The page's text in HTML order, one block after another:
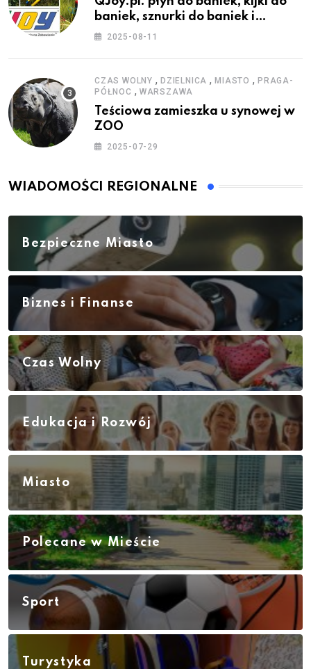
baniek, sznurki do baniek i
zestawy do baniek
2025-08-11
CZAS WOLNY , DZIELNICA ,MIASTO ,PRAGA-
PÓŁNOC , WARSZAWA
Teściowa zamieszka u synowej w
ZOO
2025-07-29
WIADOMOŚCI REGIONALNE
Bezpieczne Miasto
Biznes i Finanse
Czas Wolny
Edukacja i Rozwój
Miasto
Polecane w Mieście
Sport
Turystyka